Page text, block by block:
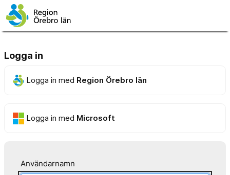
Logga in
Logga in med Region Örebro län
Logga in med Microsoft
Användarnamn